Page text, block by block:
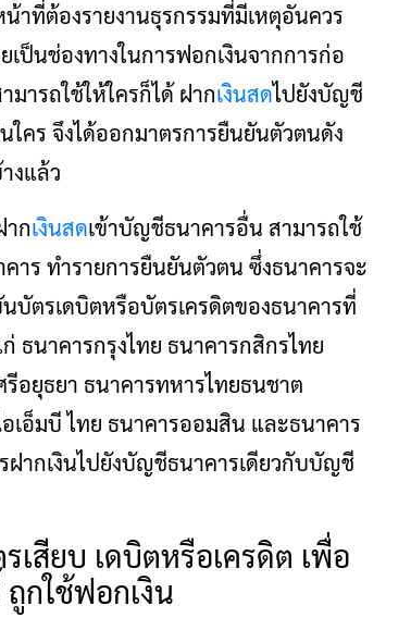
าที่ต้องรายงานธุรกรรมที่มีเหตุอันควร
เป็นช่องทางในการฟอกเงินจากการก่อ
ารถใช้ให้ใครก็ได้ ฝากเงินสดไปยังบัญชี
ใคร จึงได้ออกมาตรการยืนยันตัวตนดัง
งแล้ว
กเงินสดเข้าบัญชีธนาคารอื่น สามารถใช้
าร ทำรายการยืนยันตัวตน ซึ่งธนาคารจะ
บัตรเดบิตหรือบัตรเครดิตของธนาคารที่
ธนาคารกรุงไทย ธนาคารกสิกรไทย
อยุธยา ธนาคารทหารไทยธนชาต
เอ็มบี ไทย ธนาคารออมสิน และธนาคาร
ฝากเงินไปยังบัญชีธนาคารเดียวกับบัญชี
เสียบ เดบิตหรือเครดิต เพื่อ
กใช้ฟอกเงิน